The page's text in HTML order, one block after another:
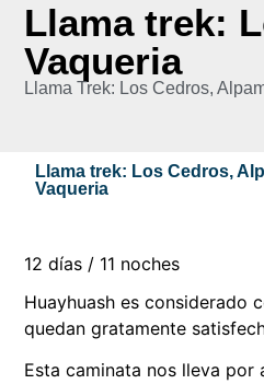
Llama trek:
Vaqueria
Llama Trek: Los Cedros,
Llama trek: Los Cedros,
Vaqueria
12 días / 11 noches
Huayhuash es considerado
quedan gratamente
Esta caminata nos lleva